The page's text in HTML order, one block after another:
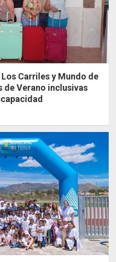
Carriles y Mundo de
de Verano inclusivas